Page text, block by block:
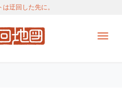
迂回した先に。